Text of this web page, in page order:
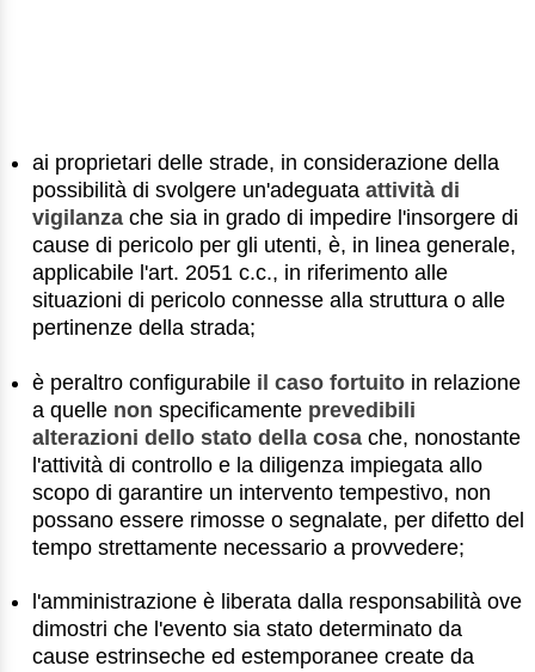
ai proprietari delle strade, in considerazione della
possibilità di svolgere un'adeguataattività di
vigilanzache sia in grado di impedire l'insorgere di
cause di pericolo per gli utenti, è, in linea generale,
applicabile l'art. 2051 c.c., in riferimento alle
situazioni di pericolo connesse alla struttura o alle
pertinenze della strada;
è peraltro configurabile il caso fortuito in relazione
a quelle non specificamente prevedibili
alterazioni dello stato della cosa che, nonostante
l'attività di controllo e la diligenza impiegata allo
scopo di garantire un intervento tempestivo, non
possano essere rimosse o segnalate, per difetto del
tempo strettamente necessario a provvedere;
l'amministrazione è liberata dalla responsabilità ove
dimostri che l'evento sia stato determinato da
cause estrinseche ed estemporanee create da